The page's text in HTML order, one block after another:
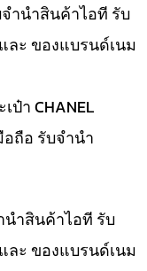
จำนำสินค้าไอที รับ
ละ ของแบรนด์เนม
า CHANEL
ถือ รับจำนำ
นำสินค้าไอที รับ
ละ ของแบรนด์เนม